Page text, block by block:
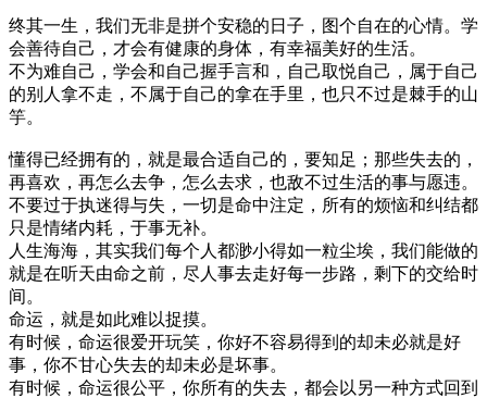
终其一生，我们无非是拼个安稳的日子，图个自在的心情。学
会善待自己，才会有健康的身体，有幸福美好的生活。
不为难自己，学会和自己握手言和，自己取悦自己，属于自己
的别人拿不走，不属于自己的拿在手里，也只不过是棘手的山
竽。
懂得已经拥有的，就是最合适自己的，要知足；那些失去的，
再喜欢，再怎么去争，怎么去求，也敌不过生活的事与愿违。
不要过于执迷得与失，一切是命中注定，所有的烦恼和纠结都
只是情绪内耗，于事无补。
人生海海，其实我们每个人都渺小得如一粒尘埃，我们能做的
就是在听天由命之前，尽人事去走好每一步路，剩下的交给时
间。
命运，就是如此难以捉摸。
有时候，命运很爱开玩笑，你好不容易得到的却未必就是好
事，你不甘心失去的却未必是坏事。
有时候，命运很公平，你所有的失去，都会以另一种方式回到